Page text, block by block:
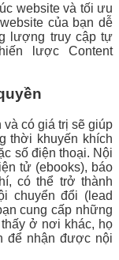
website và tối ưu
của bạn dễ
lượng truy cập tự
lược Content
có giá trị sẽ giúp
thời khuyến khích
số điện thoại. Nội
tử (ebooks), báo
có thể trở thành
chuyển đổi (lead
cung cấp những
ở nơi khác, họ
để nhận được nội